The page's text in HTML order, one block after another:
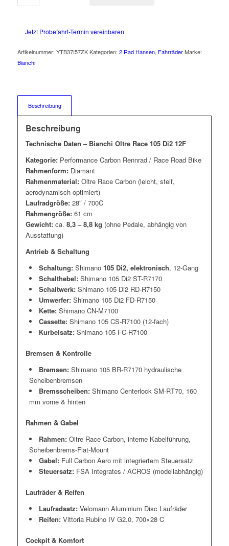
Jetzt Probefahrt-Termin vereinbaren
Artikelnummer: YTB37I57ZK Kategorien: 2 Rad Hansen, Fahrräder Marke:
Bianchi
Beschreibung
Beschreibung
Technische Daten – Bianchi Oltre Race 105 Di2 12F
Kategorie:Performance Carbon Rennrad / Race Road Bike
Rahmenform:Diamant
Rahmenmaterial:Oltre Race Carbon (leicht, steif,
aerodynamisch optimiert)
Laufradgröße:28″ / 700C
Rahmengröße:61 cm
Gewicht:ca. 8,3 – 8,8 kg (ohne Pedale, abhängig von
Ausstattung)
Antrieb & Schaltung
Schaltung:Shimano 105 Di2, elektronisch, 12-Gang
Schalthebel:Shimano 105 Di2 ST-R7170
Schaltwerk:Shimano 105 Di2 RD-R7150
Umwerfer:Shimano 105 Di2 FD-R7150
Kette:Shimano CN-M7100
Cassette:Shimano 105 CS-R7100 (12-fach)
Kurbelsatz:Shimano 105 FC-R7100
Bremsen & Kontrolle
Bremsen:Shimano 105 BR-R7170 hydraulische
Scheibenbremsen
Bremsscheiben:Shimano Centerlock SM-RT70, 160
mm vorne & hinten
Rahmen & Gabel
Rahmen:Oltre Race Carbon, interne Kabelführung,
Scheibenbrems-Flat-Mount
Gabel:Full Carbon Aero mit integriertem Steuersatz
Steuersatz:FSA Integrates / ACROS (modellabhängig)
Laufräder & Reifen
Laufradsatz:Velomann Aluminium Disc Laufräder
Reifen:Vittoria Rubino IV G2.0, 700×28 C
Cockpit & Komfort